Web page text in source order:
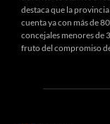
destaca que la provincia
cuenta ya con más de 80
concejales menores de
fruto del compromiso